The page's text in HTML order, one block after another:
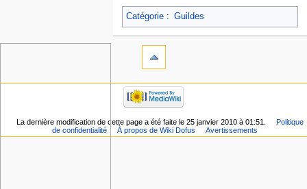
Catégorie: Guildes
La dernière modification de cette page a été faite le 25 janvier 2010 à 01:51.
Politique
de confidentialité
À propos de Wiki Dofus Avertissements